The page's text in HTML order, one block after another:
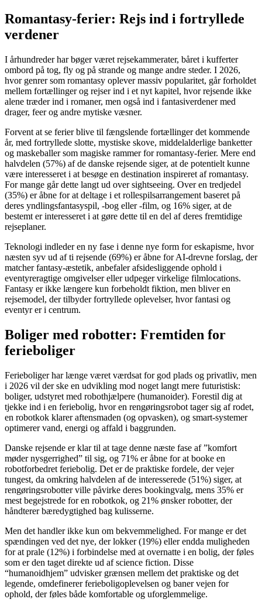
Romantasy-ferier: Rejs ind i fortryllede
verdener
I århundreder har bøger været rejsekammerater, båret i kufferter
ombord på tog, fly og på strande og mange andre steder. I 2026,
hvor genrer som romantasy oplever massiv popularitet, går forholdet
mellem fortællinger og rejser ind i et nyt kapitel, hvor rejsende ikke
alene træder ind i romaner, men også ind i fantasiverdener med
drager, feer og andre mytiske væsner.
Forvent at se ferier blive til fængslende fortællinger det kommende
år, med fortryllede slotte, mystiske skove, middelalderlige banketter
og maskeballer som magiske rammer for romantasy-ferier. Mere end
halvdelen (57%) af de danske rejsende siger, at de potentielt kunne
være interesseret i at besøge en destination inspireret af romantasy.
For mange går dette langt ud over sightseeing. Over en tredjedel
(35%) er åbne for at deltage i et rollespilsarrangement baseret på
deres yndlingsfantasyspil, -bog eller -film, og 16% siger, at de
bestemt er interesseret i at gøre dette til en del af deres fremtidige
rejseplaner.
Teknologi indleder en ny fase i denne nye form for eskapisme, hvor
næsten syv ud af ti rejsende (69%) er åbne for AI-drevne forslag, der
matcher fantasy-æstetik, anbefaler afsidesliggende ophold i
eventyreragtige omgivelser eller udpeger virkelige filmlocations.
Fantasy er ikke længere kun forbeholdt fiktion, men bliver en
rejsemodel, der tilbyder fortryllede oplevelser, hvor fantasi og
eventyr er i centrum.
Boliger med robotter: Fremtiden for
ferieboliger
Ferieboliger har længe været værdsat for god plads og privatliv, men
i 2026 vil der ske en udvikling mod noget langt mere futuristisk:
boliger, udstyret med robothjælpere (humanoider). Forestil dig at
tjekke ind i en feriebolig, hvor en rengøringsrobot tager sig af rodet,
en robotkok klarer aftensmaden (og opvasken), og smart-systemer
optimerer vand, energi og affald i baggrunden.
Danske rejsende er klar til at tage denne næste fase af ”komfort
møder nysgerrighed” til sig, og 71% er åbne for at booke en
robotforbedret feriebolig. Det er de praktiske fordele, der vejer
tungest, da omkring halvdelen af de interesserede (51%) siger, at
rengøringsrobotter ville påvirke deres bookingvalg, mens 35% er
mest begejstrede for en robotkok, og 21% ønsker robotter, der
håndterer bæredygtighed bag kulisserne.
Men det handler ikke kun om bekvemmelighed. For mange er det
spændingen ved det nye, der lokker (19%) eller endda muligheden
for at prale (12%) i forbindelse med at overnatte i en bolig, der føles
som er den taget direkte ud af science fiction. Disse
“humanoidhjem” udvisker grænsen mellem det praktiske og det
legende, omdefinerer ferieboligoplevelsen og baner vejen for
ophold, der føles både komfortable og uforglemmelige.